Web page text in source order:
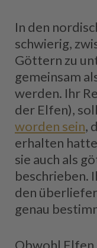
In den
schwierig,
Göttern zu
gemeinsam
werden. Ihr
der Elfen),
worden sein,
erhalten
sie auch als
beschrieben.
den
genau